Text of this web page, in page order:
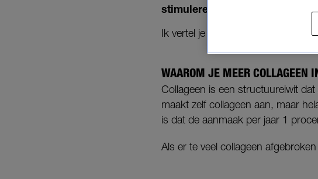
stimuleren. Dat kun je doen
Ik vertel je welke.
WAAROM JE MEER COLLAGEEN
Collageen is een structuureiwit
maakt zelf collageen aan, maar
is dat de aanmaak per jaar 1
Als er te veel collageen